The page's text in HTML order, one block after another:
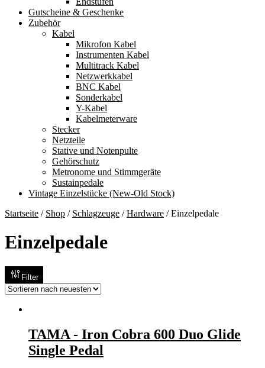
Gutscheine & Geschenke
Zubehör
Kabel
Mikrofon Kabel
Instrumenten Kabel
Multitrack Kabel
Netzwerkkabel
BNC Kabel
Sonderkabel
Y-Kabel
Kabelmeterware
Stecker
Netzteile
Stative und Notenpulte
Gehörschutz
Metronome und Stimmgeräte
Sustainpedale
Vintage Einzelstücke (New-Old Stock)
Startseite / Shop / Schlagzeuge /Hardware /Einzelpedale
Einzelpedale
Filter
TAMA - Iron Cobra 600 Duo Glide
Single Pedal